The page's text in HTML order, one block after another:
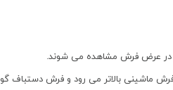
در عرض فرش مشاهده می شوند.
ماشینی بالاتر می رود و فرش دستباف